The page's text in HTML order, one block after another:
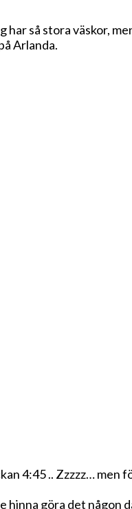
så stora väskor,
Arlanda.
4:45 .. Zzzzz… men
hinna göra det någon